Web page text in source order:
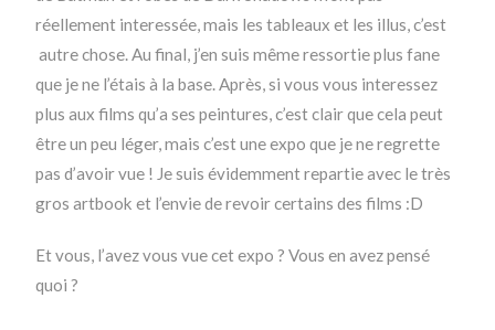
réellement interessée, mais les tableaux et les illus, c’est
autre chose. Au final, j’en suis même ressortie plus fane
que je ne l’étais à la base. Après, si vous vous interessez
plus aux films qu’a ses peintures, c’est clair que cela peut
être un peu léger, mais c’est une expo que je ne regrette
pas d’avoir vue ! Je suis évidemment repartie avec le très
gros artbook et l’envie de revoir certains des films :D
Et vous, l’avez vous vue cet expo ? Vous en avez pensé
quoi ?